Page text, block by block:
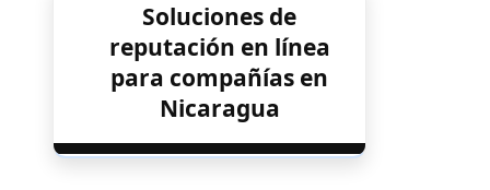
Soluciones de
reputación en línea
para compañías en
Nicaragua